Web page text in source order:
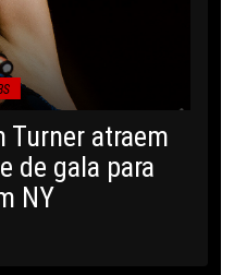
Turner atraem
de gala para
NY